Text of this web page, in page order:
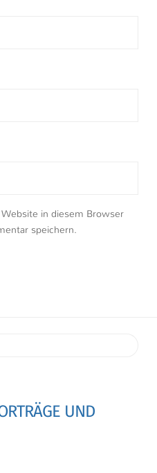
in diesem Browser
speichern.
UND